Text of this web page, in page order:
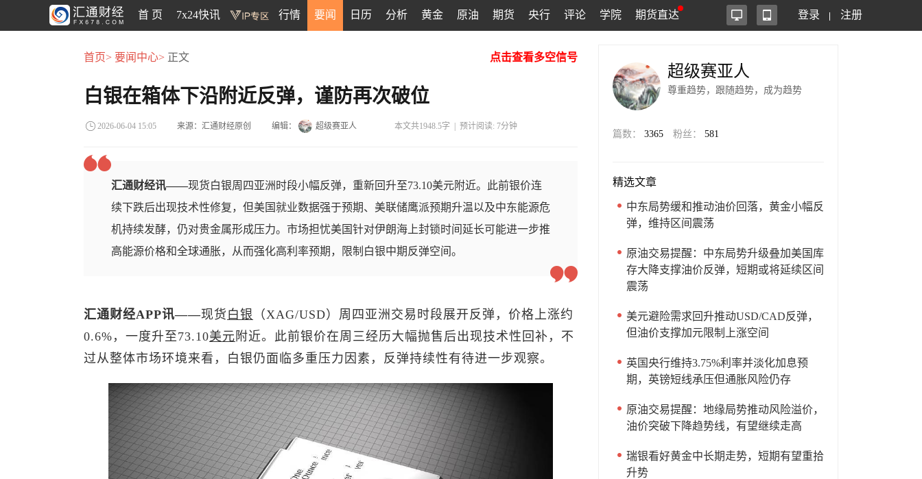
首 页 7x24快讯 行情 要闻 日历 分析 黄金 原油 期货 央行 评论 学院 期货直达 登录 注册
首页> 要闻中心> 正文 点击查看多空信号
白银在箱体下沿附近反弹，谨防再次破位
2026-06-04 15:05 来源：汇通财经原创 编辑： 超级赛亚人 本文共1948.5字 |预计阅读: 7分钟
汇通财经讯——现货白银周四亚洲时段小幅反弹，重新回升至73.10美元附近。此前银价连
续下跌后出现技术性修复，但美国就业数据强于预期、美联储鹰派预期升温以及中东能源危
机持续发酵，仍对贵金属形成压力。市场担忧美国针对伊朗海上封锁时间延长可能进一步推
高能源价格和全球通胀，从而强化高利率预期，限制白银中期反弹空间。
汇通财经APP讯——现货 白银 （XAG/USD）周四亚洲交易时段展开反弹，价格上涨约
0.6%，一度升至73.10美元 附近。此前银价在周三经历大幅抛售后出现技术性回补，不
过从整体市场环境来看，白银仍面临多重压力因素，反弹持续性有待进一步观察。
超级赛亚人
尊重趋势，跟随趋势，成为趋势
篇数： 3365 粉丝： 581
精选文章
中东局势缓和推动油价回落，黄金小幅反
弹，维持区间震荡
原油交易提醒：中东局势升级叠加美国库
存大降支撑油价反弹，短期或将延续区间
震荡
美元避险需求回升推动USD/CAD反弹，
但油价支撑加元限制上涨空间
英国央行维持3.75%利率并淡化加息预
期，英镑短线承压但通胀风险仍存
原油交易提醒：地缘局势推动风险溢价，
油价突破下降趋势线，有望继续走高
瑞银看好黄金中长期走势，短期有望重拾
升势